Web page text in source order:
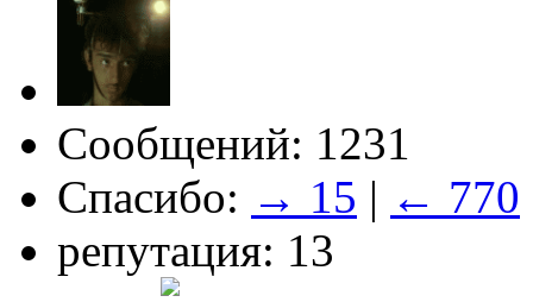
Сообщений: 1231
Спасибо: → 15 | ← 770
репутация: 13